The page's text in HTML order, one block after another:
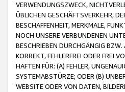
VERWENDUNGSZWECK,
ÜBLICHEN GESCHÄFTSVERKEHR,
BESCHAFFENHEIT, MERKMALE,
NOCH UNSERE VERBUNDENEN
BESCHRIEBEN DURCHGÄNGIG
KORREKT, FEHLERFREI ODER FREI
HAFTEN FÜR: (A) FEHLER,
SYSTEMABSTÜRZE; ODER (B)
WEBSITE ODER VON DATEN,